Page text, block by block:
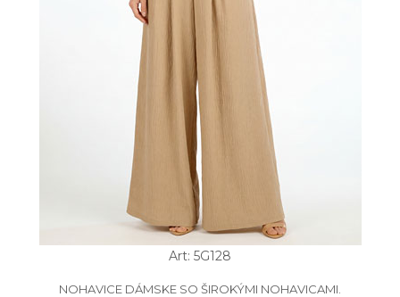
Art: 5G128
NOHAVICE DÁMSKE SO ŠIROKÝMI NOHAVICAMI.